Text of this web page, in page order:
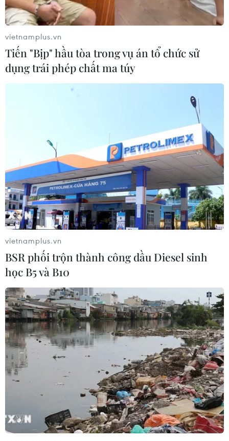
Theo dõi VietnamPlus
Nắng nóng đỉnh điểm: Cách phòng-chống
Khuyến cáo biện pháp bảo vệ sức khỏe trước
Hơn 900 xã có nguy cơ cháy rừng ở cấp cực kỳ
nguy hiểm trong ngày 10/6
Nắng nóng xuất hiện nhiều và gay gắt hơn
trong tháng 6, nguy cơ sốc nhiệt cao
Cả nước có gần 1.570 khu vực nguy cơ xảy ra
cháy rừng trong ngày 30/5
Cả nước có khoảng 1.782 khu vực nguy cơ xảy
ra cháy rừng trong ngày hôm nay
TIN LIÊN QUAN
vietnamplus.vn
Tiến "Bịp" hầu tòa trong vụ án tổ chức sử
dụng trái phép chất ma túy
vietnamplus.vn
BSR phối trộn thành công dầu Diesel sinh
học B5 và B10